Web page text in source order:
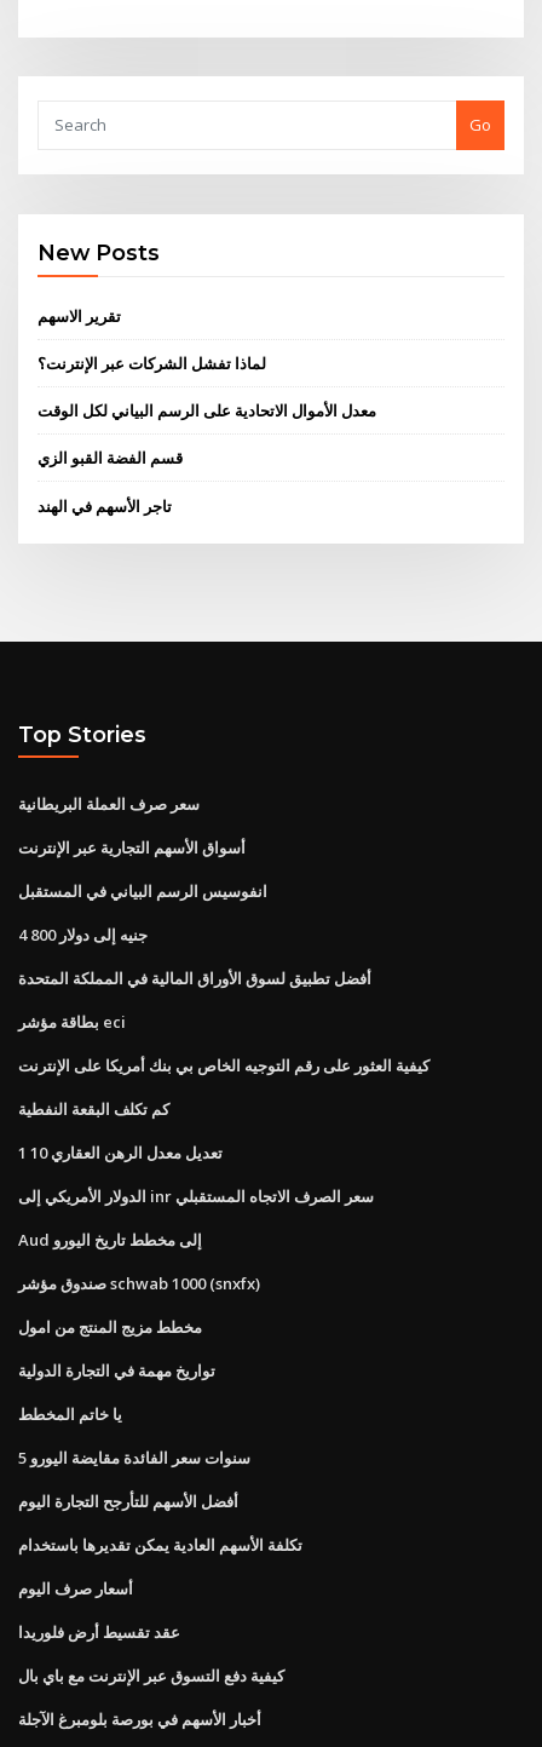
Go
New Posts
تقرير الاسهم
لماذا تفشل الشركات عبر الإنترنت؟
معدل الأموال الاتحادية على الرسم البياني لكل الوقت
قسم الفضة القبو الزي
تاجر الأسهم في الهند
Top Stories
سعر صرف العملة البريطانية
أسواق الأسهم التجارية عبر الإنترنت
انفوسيس الرسم البياني في المستقبل
4 800 جنيه إلى دولار
أفضل تطبيق لسوق الأوراق المالية في المملكة المتحدة
بطاقة مؤشر eci
كيفية العثور على رقم التوجيه الخاص بي بنك أمريكا على الإنترنت
كم تكلف البقعة النفطية
تعديل معدل الرهن العقاري 10 1
الدولار الأمريكي إلى inr سعر الصرف الاتجاه المستقبلي
Aud إلى مخطط تاريخ اليورو
صندوق مؤشر schwab 1000 (snxfx)
مخطط مزيج المنتج من امول
تواريخ مهمة في التجارة الدولية
يا خاتم المخطط
5 سنوات سعر الفائدة مقايضة اليورو
أفضل الأسهم للتأرجح التجارة اليوم
تكلفة الأسهم العادية يمكن تقديرها باستخدام
أسعار صرف اليوم
عقد تقسيط أرض فلوريدا
كيفية دفع التسوق عبر الإنترنت مع باي بال
أخبار الأسهم في بورصة بلومبرغ الآجلة